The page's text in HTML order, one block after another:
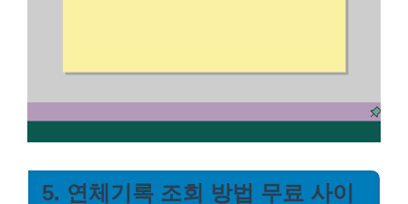
5. 연체기록 조회 방법 무료 사이